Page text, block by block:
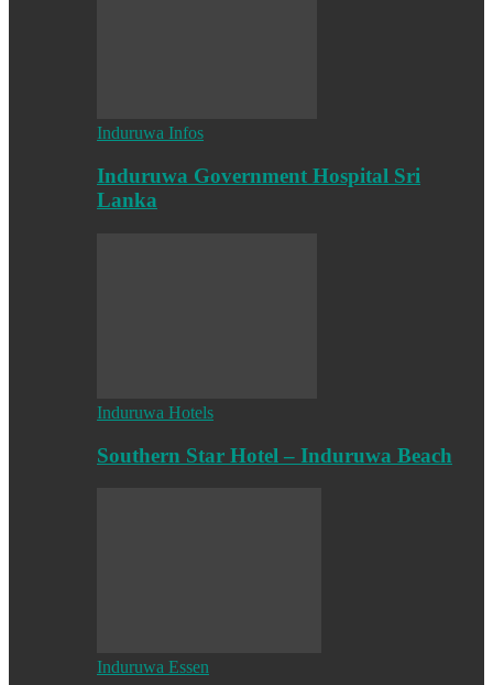
Induruwa Infos
Induruwa Government Hospital Sri
Lanka
Induruwa Hotels
Southern Star Hotel – Induruwa Beach
Induruwa Essen